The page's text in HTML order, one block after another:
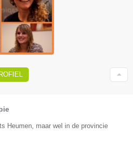
Heumen, maar wel in de provincie